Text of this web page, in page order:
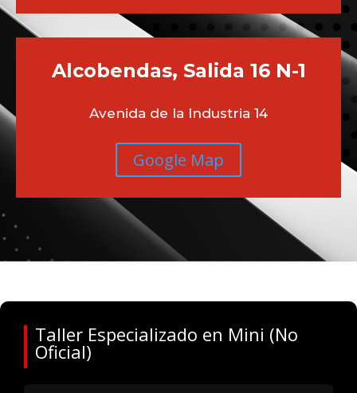
Alcobendas, Salida 16 N-1
Avenida de la Industria 14
Google Map
Taller Especializado en Mini (No
Oficial)